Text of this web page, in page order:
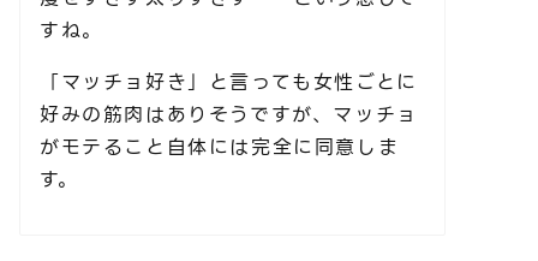
すね。
「マッチョ好き」と言っても女性ごとに
好みの筋肉はありそうですが、マッチョ
がモテること自体には完全に同意しま
す。